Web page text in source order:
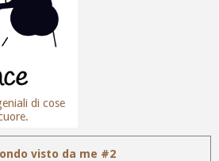
di cose
visto da me #2